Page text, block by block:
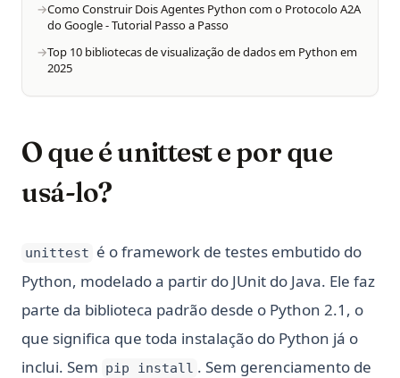
Como Construir Dois Agentes Python com o Protocolo A2A
do Google - Tutorial Passo a Passo
Top 10 bibliotecas de visualização de dados em Python em
2025
O que é unittest e por que
usá-lo?
unittest é o framework de testes embutido do
Python, modelado a partir do JUnit do Java. Ele faz
parte da biblioteca padrão desde o Python 2.1, o
que significa que toda instalação do Python já o
inclui. Sem pip install . Sem gerenciamento de